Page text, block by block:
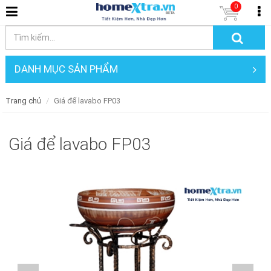
0
DANH MỤC SẢN PHẨM
Trang chủ Giá để lavabo FP03
Giá để lavabo FP03